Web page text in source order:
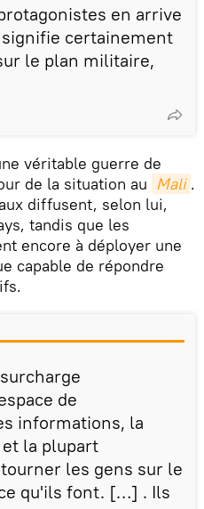
en arrive
certainement
le plan militaire,
véritable guerre de
de la situation au Mali .
diffusent, selon lui,
tandis que les
encore à déployer une
capable de répondre
de
informations, la
la plupart
les gens sur le
qu'ils font. […] . Ils